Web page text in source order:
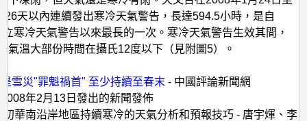
26天以內連續發出寒冷天氣警告，長達594.5小時，是自
寒冷天氣警告以來最長的一次。寒冷天氣警告生效其間，
氣溫大部份時間在攝氏12度以下（見附圖5）。
雪災"罪魁禍首" 至少持續至春末 - 中國評論新聞網
年2月13日發出的新聞發佈
初華南沿岸地區持續寒冷的天氣分析和預報技巧 - 唐宇煇、李